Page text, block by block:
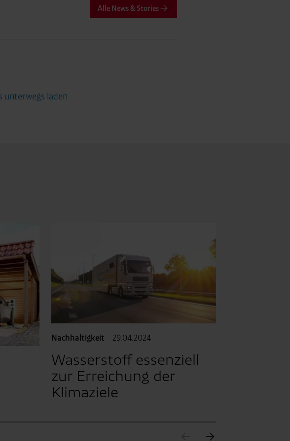
Die maximale Speicherdauer beträgt
Alle News & Stories
unterwegs laden
Nachhaltigkeit 29.04.2024
Wasserstoff essenziell
zur Erreichung der
Klimaziele